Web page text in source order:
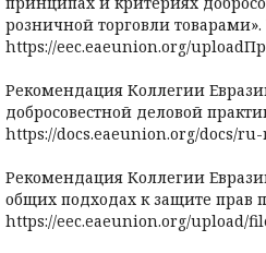
розничной торговли товарами».
https://eec.eaeunion.org/
Рекомендация Коллегии
добросовестной деловой
https://docs.eaeunion.org/docs/ru-
Рекомендация Коллегии
общих подходах к защите прав
https://eec.eaeunion.org/upload/